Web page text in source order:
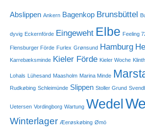
Abslippen Ankern Bagenkop Brunsbüttel
dyvig Eckernförde Eingeweht Elbe Feeling
Flensburger Förde Furlex Grønsund Hamburg
Karrebæksminde Kieler Förde Kieler Woche
Lohals Lühesand Maasholm Marina Minde
Rudkøbing Schleimünde Slippen Stoller Grund
Uetersen Vordingborg Wartung Wedel
Winterlager Æerøskøbing Ømö